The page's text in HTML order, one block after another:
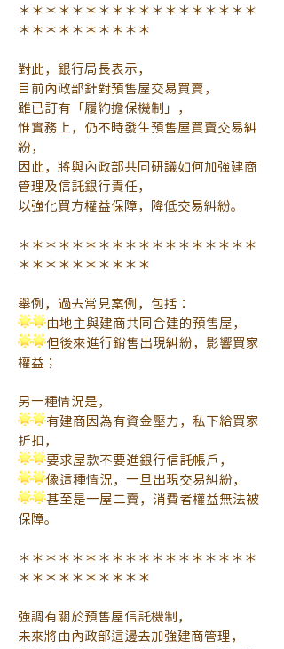
＊＊＊＊＊＊＊＊＊＊＊＊＊＊＊＊＊＊
＊＊＊＊＊＊＊＊＊＊
對此，銀行局長表示，
目前內政部針對預售屋交易買賣，
雖已訂有「履約擔保機制」，
惟實務上，仍不時發生預售屋買賣交易糾
紛，
因此，將與內政部共同研議如何加強建商
管理及信託銀行責任，
以強化買方權益保障，降低交易糾紛。
＊＊＊＊＊＊＊＊＊＊＊＊＊＊＊＊＊＊
＊＊＊＊＊＊＊＊＊＊
舉例，過去常見案例，包括：
由地主與建商共同合建的預售屋，
但後來進行銷售出現糾紛，影響買家
權益；
另一種情況是，
有建商因為有資金壓力，私下給買家
折扣，
要求屋款不要進銀行信託帳戶，
像這種情況，一旦出現交易糾紛，
甚至是一屋二賣，消費者權益無法被
保障。
＊＊＊＊＊＊＊＊＊＊＊＊＊＊＊＊＊＊
＊＊＊＊＊＊＊＊＊＊
強調有關於預售屋信託機制，
未來將由內政部這邊去加強建商管理，